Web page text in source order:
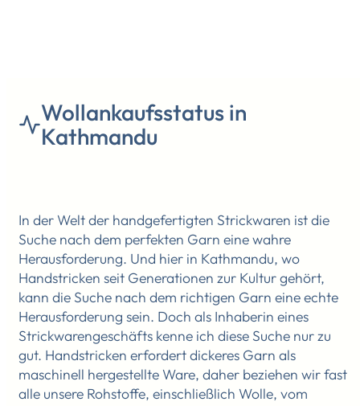
Wollankaufsstatus in
Kathmandu
In der Welt der handgefertigten Strickwaren ist die
Suche nach dem perfekten Garn eine wahre
Herausforderung. Und hier in Kathmandu, wo
Handstricken seit Generationen zur Kultur gehört,
kann die Suche nach dem richtigen Garn eine echte
Herausforderung sein. Doch als Inhaberin eines
Strickwarengeschäfts kenne ich diese Suche nur zu
gut. Handstricken erfordert dickeres Garn als
maschinell hergestellte Ware, daher beziehen wir fast
alle unsere Rohstoffe, einschließlich Wolle, vom